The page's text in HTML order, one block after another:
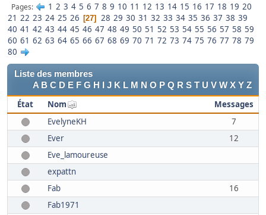
Pages 1 2 3 4 5 6 7 8 9 10 11 12 13 14 15 16 17 18 19 20
21 22 23 24 25 26 27 28 29 30 31 32 33 34 35 36 37 38 39
40 41 42 43 44 45 46 47 48 49 50 51 52 53 54 55 56 57 58 59
60 61 62 63 64 65 66 67 68 69 70 71 72 73 74 75 76 77 78 79
80
Liste des membres
A B C D E F G H I J K L M N O P Q R S T U V W X Y Z
État Nom
Messages
EvelyneKH
7
Ever
12
Eve_lamoureuse
expattn
Fab
16
Fab1971